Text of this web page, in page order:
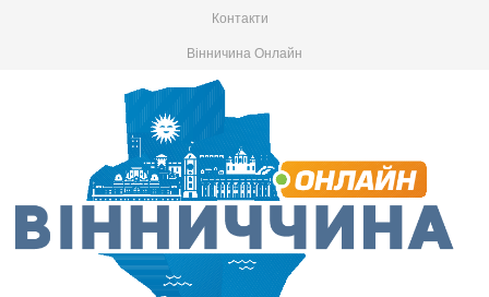
Контакти
Вінничина Онлайн